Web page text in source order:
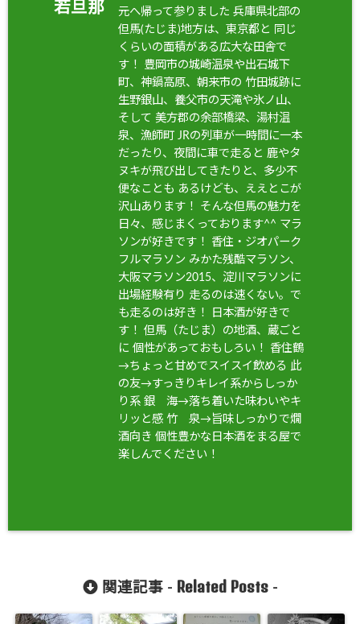
若旦那
元へ帰って参りました 兵庫県北部の
但馬(たじま)地方は、東京都と 同じ
くらいの面積がある広大な田舎で
す！ 豊岡市の城崎温泉や出石城下
町、神鍋高原、朝来市の 竹田城跡に
生野銀山、養父市の天滝や氷ノ山、
そして 美方郡の余部橋梁、湯村温
泉、漁師町 JRの列車が一時間に一本
だったり、夜間に車で走ると 鹿やタ
ヌキが飛び出してきたりと、多少不
便なことも あるけども、ええとこが
沢山あります！ そんな但馬の魅力を
日々、感じまくっております^^ マラ
ソンが好きです！ 香住・ジオパーク
フルマラソン みかた残酷マラソン、
大阪マラソン2015、淀川マラソンに
出場経験有り 走るのは速くない。で
も走るのは好き！ 日本酒が好きで
す！ 但馬（たじま）の地酒、蔵ごと
に 個性があっておもしろい！ 香住鶴
→ちょっと甘めでスイスイ飲める 此
の友→すっきりキレイ系からしっか
り系 銀 海→落ち着いた味わいやキ
リッと感 竹 泉→旨味しっかりで燗
酒向き 個性豊かな日本酒をまる屋で
楽しんでください！
関連記事 - Related Posts-